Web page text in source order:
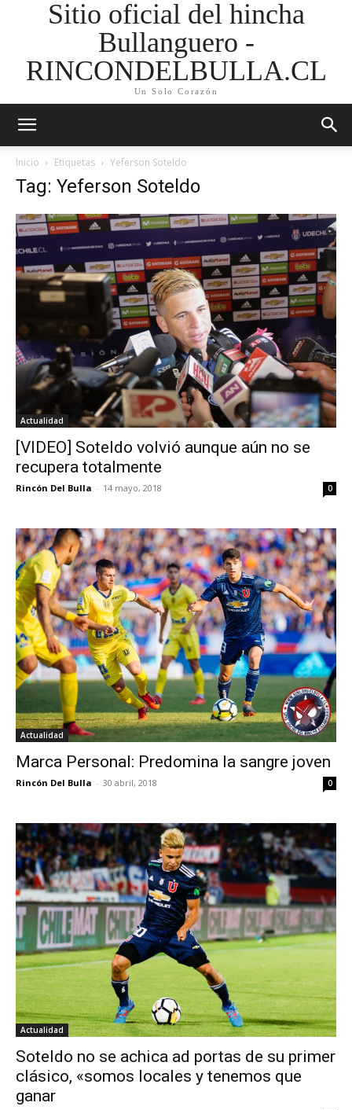
Sitio oficial del hincha
Bullanguero -
RINCONDELBULLA.CL
Un Solo Corazón
Inicio Etiquetas Yeferson Soteldo
Tag: Yeferson Soteldo
Actualidad
[VIDEO] Soteldo volvió aunque aún no se
recupera totalmente
Rincón Del Bulla - 14 mayo, 2018 0
Actualidad
Marca Personal: Predomina la sangre joven
Rincón Del Bulla - 30 abril, 2018 0
Actualidad
Soteldo no se achica ad portas de su primer
clásico, «somos locales y tenemos que
ganar